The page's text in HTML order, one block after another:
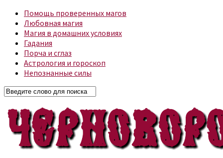
Помощь проверенных магов
Любовная магия
Магия в домашних условиях
Гадания
Порча и сглаз
Астрология и гороскоп
Непознанные силы